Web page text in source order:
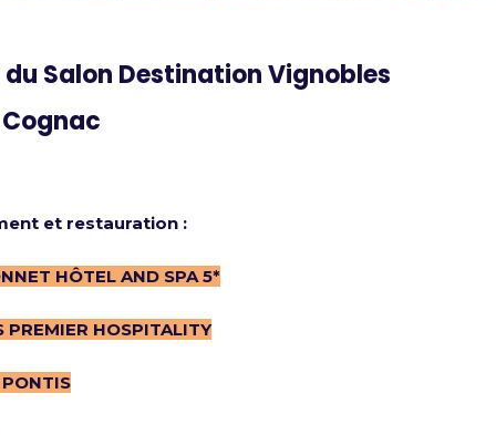
Salon Destination Vignobles
et restauration :
HÔTEL AND SPA 5*
PREMIER HOSPITALITY